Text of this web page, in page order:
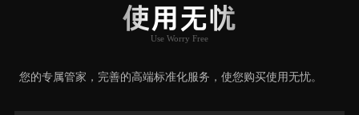
使用无忧
Use Worry Free
您的专属管家，完善的高端标准化服务，使您购买使用无忧。